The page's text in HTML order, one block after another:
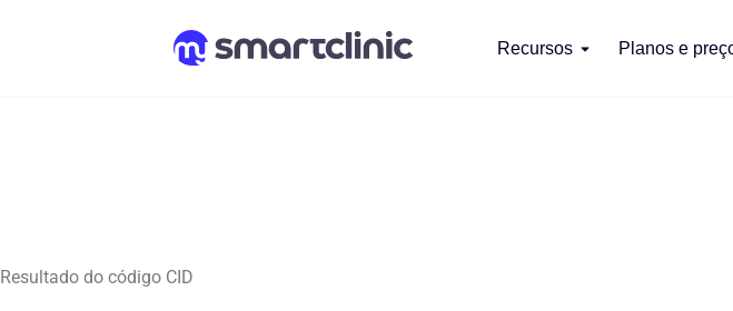
Recursos Planos e
Resultado do código CID